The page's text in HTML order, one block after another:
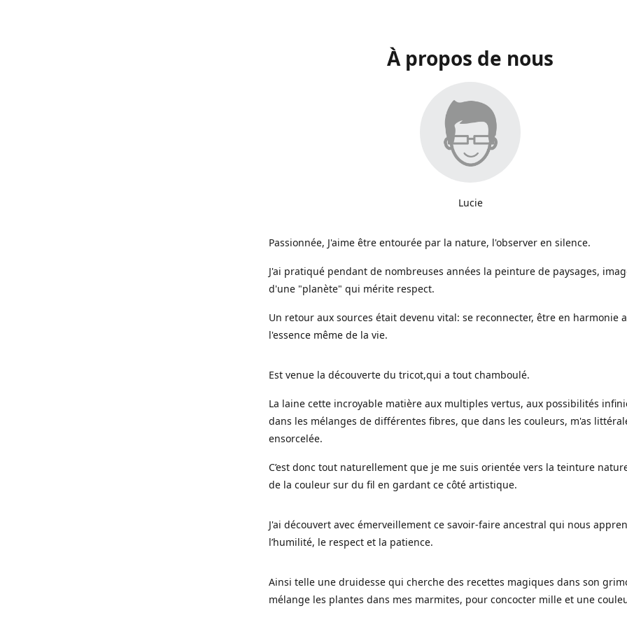
À propos de nous
Lucie
Passionnée, J'aime être entourée par la nature, l'observer en silence.
J'ai pratiqué pendant de nombreuses années la peinture de paysages,
d'une "planète" qui mérite respect.
Un retour aux sources était devenu vital: se reconnecter, être en harmonie
l'essence même de la vie.
Est venue la découverte du tricot,qui a tout chamboulé.
La laine cette incroyable matière aux multiples vertus, aux possibilités
dans les mélanges de différentes fibres, que dans les couleurs, m'as
ensorcelée.
C’est donc tout naturellement que je me suis orientée vers la teinture
de la couleur sur du fil en gardant ce côté artistique.
J'ai découvert avec émerveillement ce savoir-faire ancestral qui nous
l’humilité, le respect et la patience.
Ainsi telle une druidesse qui cherche des recettes magiques dans son
mélange les plantes dans mes marmites, pour concocter mille et une